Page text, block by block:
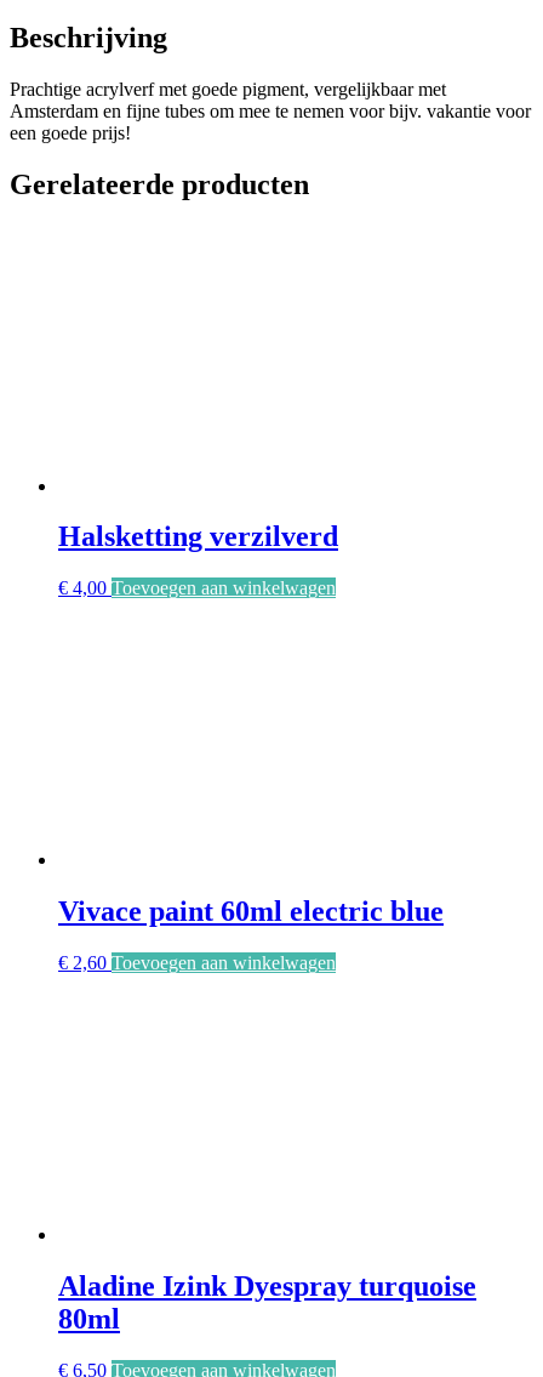
Beschrijving
Prachtige acrylverf met goede pigment, vergelijkbaar met
Amsterdam en fijne tubes om mee te nemen voor bijv. vakantie voor
een goede prijs!
Gerelateerde producten
Halsketting verzilverd
€ 4,00 Toevoegen aan winkelwagen
Vivace paint 60ml electric blue
€ 2,60 Toevoegen aan winkelwagen
Aladine Izink Dyespray turquoise
80ml
€ 6,50 Toevoegen aan winkelwagen